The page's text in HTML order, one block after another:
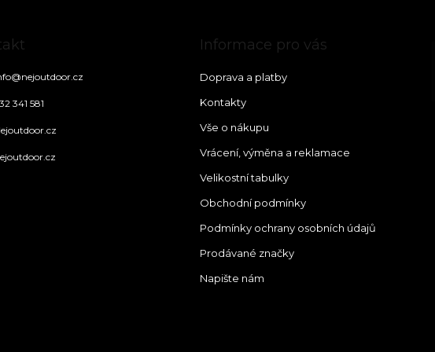
@nejoutdoor.cz
341 581
Informace pro vás
Doprava a platby
Kontakty
Vše o nákupu
Vrácení, výměna a reklamace
Velikostní tabulky
Obchodní podmínky
Podmínky ochrany osobních údajů
Prodávané značky
Napište nám